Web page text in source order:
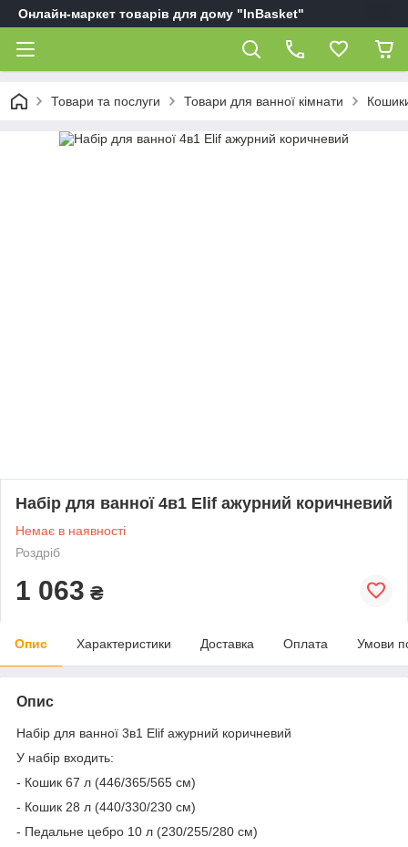
Онлайн-маркет товарів для дому "InBasket"
Товари та послуги Товари для ванної кімнати
Набір для ванної 4в1 Elif ажурний коричневий
Немає в наявності
Роздріб
1 063 ₴
Опис Характеристики Доставка Оплата Умови
Опис
Набір для ванної 3в1 Elif ажурний коричневий
У набір входить:
- Кошик 67 л (446/365/565 см)
- Кошик 28 л (440/330/230 см)
- Педальне цебро 10 л (230/255/280 см)